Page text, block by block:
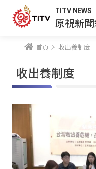
TITV NEWS
原視新
首頁 收出養制度
收出養制度